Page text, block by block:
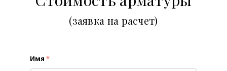
(заявка на расчет)
Имя *